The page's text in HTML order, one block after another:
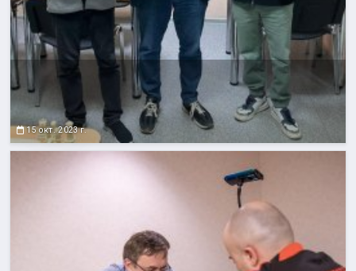
15 окт. 2023 г.